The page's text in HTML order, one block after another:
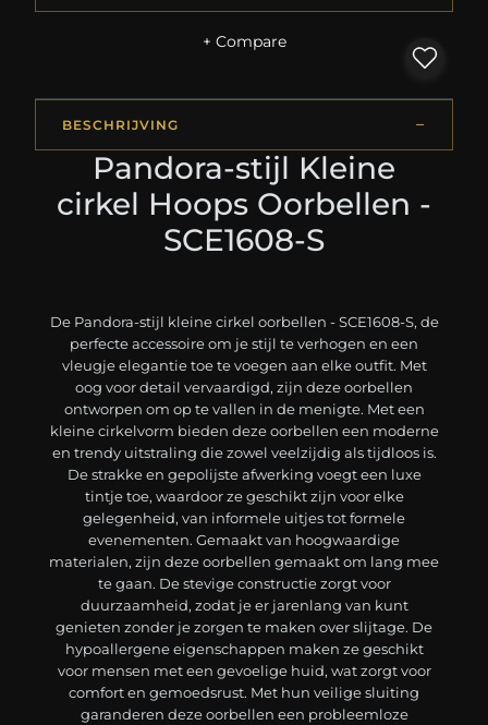
+ Compare
BESCHRIJVING
Pandora-stijl Kleine
cirkel Hoops Oorbellen -
SCE1608-S
De Pandora-stijl kleine cirkel oorbellen - SCE1608-S, de
perfecte accessoire om je stijl te verhogen en een
vleugje elegantie toe te voegen aan elke outfit. Met
oog voor detail vervaardigd, zijn deze oorbellen
ontworpen om op te vallen in de menigte. Met een
kleine cirkelvorm bieden deze oorbellen een moderne
en trendy uitstraling die zowel veelzijdig als tijdloos is.
De strakke en gepolijste afwerking voegt een luxe
tintje toe, waardoor ze geschikt zijn voor elke
gelegenheid, van informele uitjes tot formele
evenementen. Gemaakt van hoogwaardige
materialen, zijn deze oorbellen gemaakt om lang mee
te gaan. De stevige constructie zorgt voor
duurzaamheid, zodat je er jarenlang van kunt
genieten zonder je zorgen te maken over slijtage. De
hypoallergene eigenschappen maken ze geschikt
voor mensen met een gevoelige huid, wat zorgt voor
comfort en gemoedsrust. Met hun veilige sluiting
garanderen deze oorbellen een probleemloze